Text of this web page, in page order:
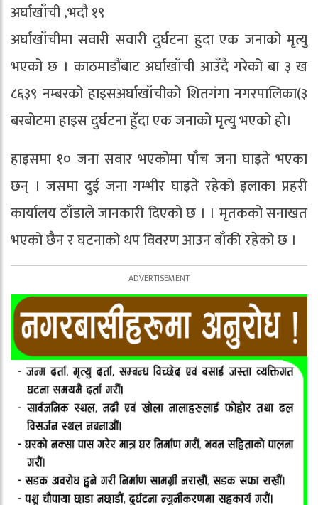
अर्घाखाँची ,भदौ १९
अर्घाखाँचीमा सवारी सवारी दुर्घटना हुदा एक जनाको मृत्यु
भएको छ । काठमाडौंबाट अर्घाखाँची आउँदै गरेको बा ३ ख
८६३९ नम्बरको हाइसअर्घाखाँचीको शितगंगा नगरपालिका(३
बरबोटमा हाइस दुर्घटना हुँदा एक जनाको मृत्यु भएको हो।
हाइसमा १० जना सवार भएकोमा पाँच जना घाइते भएका
छन् । जसमा दुई जना गम्भीर घाइते रहेको इलाका प्रहरी
कार्यालय ठाँडाले जानकारी दिएको छ । । मृतकको सनाखत
भएको छैन र घटनाको थप विवरण आउन बाँकी रहेको छ ।